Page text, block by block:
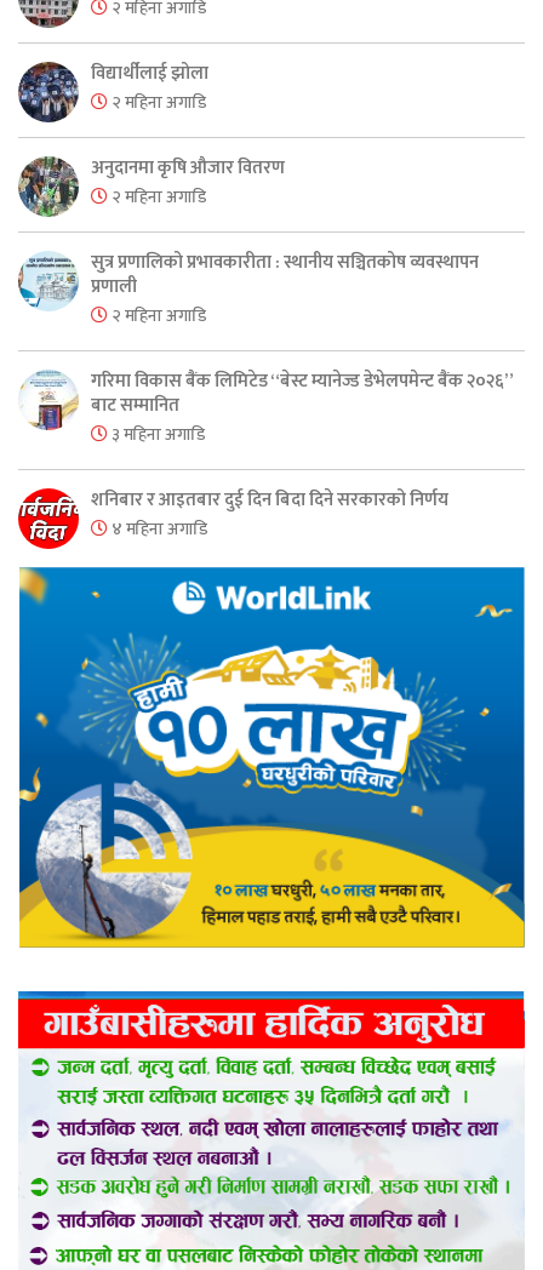
२ महिना अगाडि
विद्यार्थीलाई झोला
२ महिना अगाडि
अनुदानमा कृषि औजार वितरण
२ महिना अगाडि
सुत्र प्रणालिको प्रभावकारीता : स्थानीय सञ्चितकोष व्यवस्थापन
प्रणाली
२ महिना अगाडि
गरिमा विकास बैंक लिमिटेड “बेस्ट म्यानेज्ड डेभेलपमेन्ट बैंक २०२६”
बाट सम्मानित
३ महिना अगाडि
शनिबार र आइतबार दुई दिन बिदा दिने सरकारको निर्णय
४ महिना अगाडि